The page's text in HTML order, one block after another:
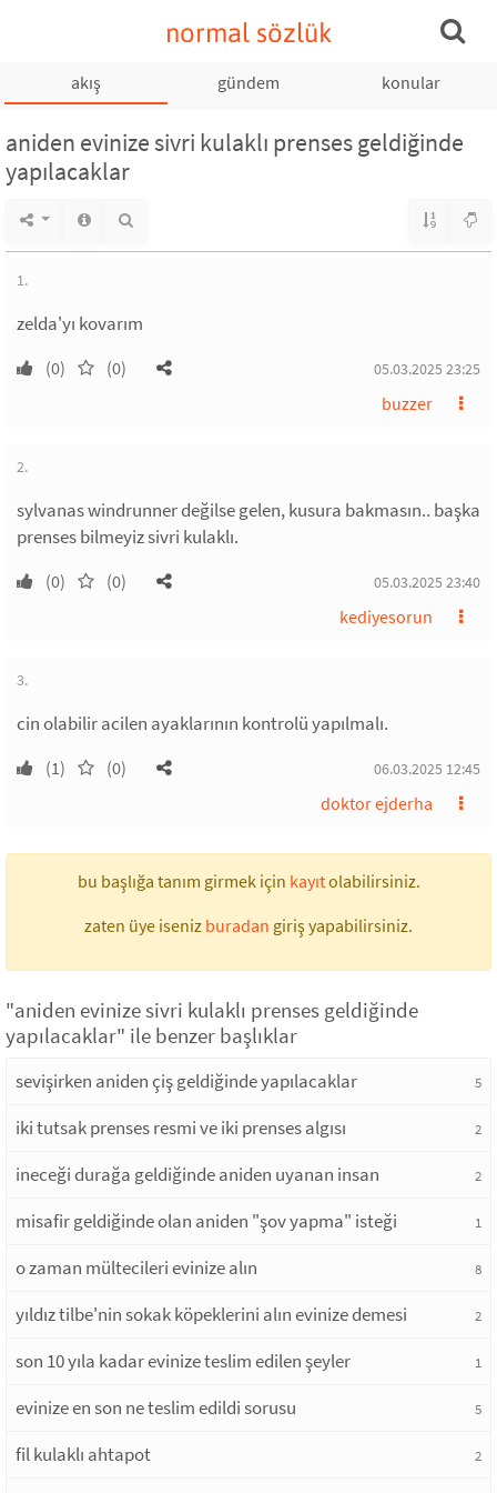
normal sözlük
akış gündem konular
aniden evinize sivri kulaklı prenses geldiğinde
yapılacaklar
1.
zelda'yı kovarım
(0) (0) 05.03.2025 23:25
buzzer
2.
sylvanas windrunner değilse gelen, kusura bakmasın.. başka
prenses bilmeyiz sivri kulaklı.
(0) (0) 05.03.2025 23:40
kediyesorun
3.
cin olabilir acilen ayaklarının kontrolü yapılmalı.
(1) (0) 06.03.2025 12:45
doktor ejderha
bu başlığa tanım girmek için kayıtolabilirsiniz.
zaten üye iseniz buradan giriş yapabilirsiniz.
"aniden evinize sivri kulaklı prenses geldiğinde
yapılacaklar" ile benzer başlıklar
sevişirken aniden çiş geldiğinde yapılacaklar 5
iki tutsak prenses resmi ve iki prenses algısı 2
ineceği durağa geldiğinde aniden uyanan insan 2
misafir geldiğinde olan aniden "şov yapma" isteği 1
o zaman mültecileri evinize alın 8
yıldız tilbe'nin sokak köpeklerini alın evinize demesi 2
son 10 yıla kadar evinize teslim edilen şeyler 1
evinize en son ne teslim edildi sorusu 5
fil kulaklı ahtapot 2